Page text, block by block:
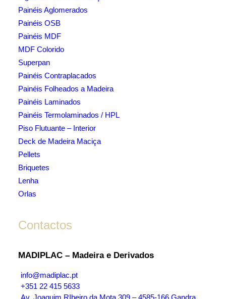
Painéis Aglomerados
Painéis OSB
Painéis MDF
MDF Colorido
Superpan
Painéis Contraplacados
Painéis Folheados a Madeira
Painéis Laminados
Painéis Termolaminados / HPL
Piso Flutuante – Interior
Deck de Madeira Maciça
Pellets
Briquetes
Lenha
Orlas
Contactos
MADIPLAC – Madeira e Derivados
info@madiplac.pt
+351 22 415 5633
Av. Joaquim RIbeiro da Mota 309 – 4585-166 Gandra